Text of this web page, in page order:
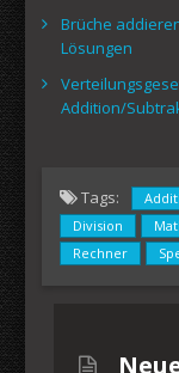
Brüche
Lösungen
Addition/
Tags:
Division
Rechner